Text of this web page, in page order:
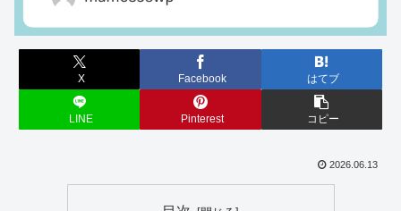
X Facebook はてブ
LINE Pinterest コピー
2026.06.13